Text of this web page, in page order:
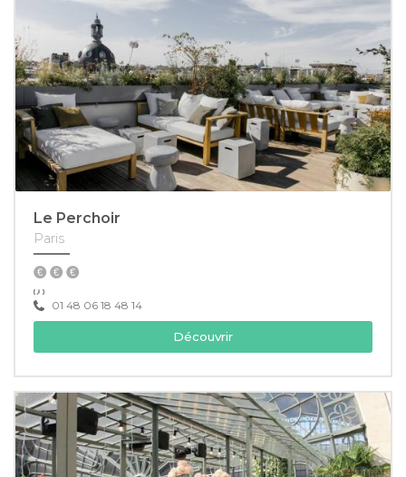
Le Perchoir
Paris
01 48 06 18 48 14
Découvrir